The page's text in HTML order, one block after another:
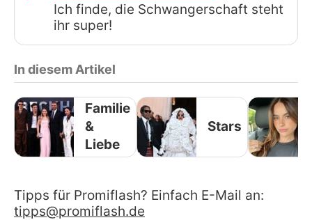
Ich finde, die Schwangerschaft steht
ihr super!
In diesem Artikel
Familie
&
Liebe
Stars
Tipps für Promiflash? Einfach E-Mail an:
tipps@promiflash.de